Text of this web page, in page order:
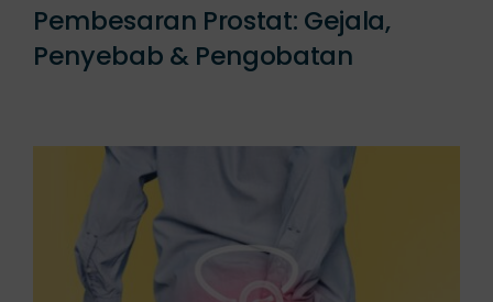
Pembesaran Prostat: Gejala,
Penyebab & Pengobatan